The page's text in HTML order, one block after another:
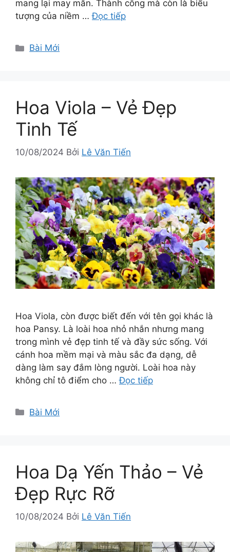
mang lại may mắn. Thành công mà còn là biểu
tượng của niềm …Đọc tiếp
Danh
Bài Mới
Hoa Viola – Vẻ Đẹp
Tinh Tế
10/08/2024 Bởi Lê Văn Tiến
Hoa Viola, còn được biết đến với tên gọi khác là
hoa Pansy. Là loài hoa nhỏ nhắn nhưng mang
trong mình vẻ đẹp tinh tế và đầy sức sống. Với
cánh hoa mềm mại và màu sắc đa dạng, dễ
dàng làm say đắm lòng người. Loài hoa này
không chỉ tô điểm cho …Đọc tiếp
Danh
Bài Mới
Hoa Dạ Yến Thảo – Vẻ
Đẹp Rực Rỡ
10/08/2024 Bởi Lê Văn Tiến